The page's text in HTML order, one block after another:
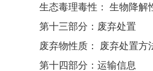
生态毒理毒性： 生物降解
第十三部分：废弃处置
废弃物性质： 废弃处置
第十四部分：运输信息